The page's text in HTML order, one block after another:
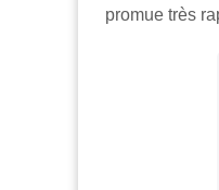
promue très